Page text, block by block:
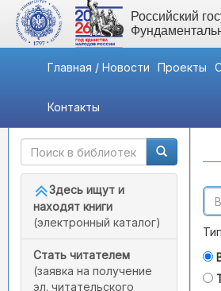
Российский
Главная / Новости Проекты
Контакты
Быстрый доступ
Здесь ищут и
находят книги
(электронный каталог)
Стать читателем
(заявка на получение
эл. читательского